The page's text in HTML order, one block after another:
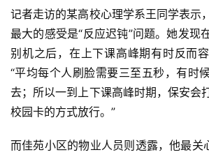
记者走访的某高校心理学系王同学表示
最大的感受是“反应迟钝”问题。她发现
别机之后，在上下课高峰期有时反而容
“平均每个人刷脸需要三至五秒，有时
去；所以一到上下课高峰时期，保安会
校园卡的方式放行。”
而佳苑小区的物业人员则透露，他最关